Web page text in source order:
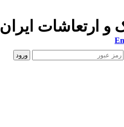
و ارتعاشات ایران